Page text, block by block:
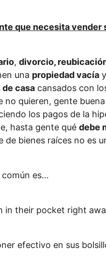
que necesita vender
, divorcio,
una propiedad vacía
casa cansados con
no quieren, gente
los pagos de la
hasta gente qué debe
bienes raíces no es
común es…
in their pocket right
efectivo en sus